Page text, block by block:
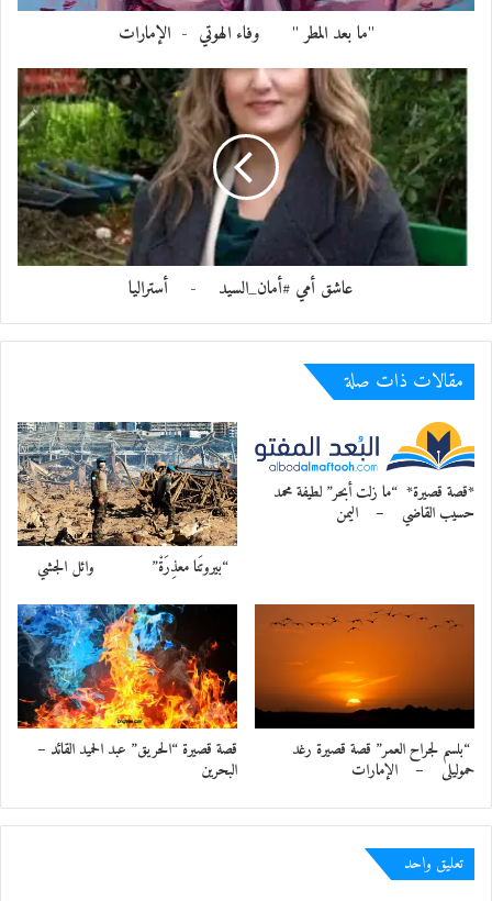
"ما بعد المطر " وفاء الهوتي - الإمارات
عاشق أمي #أمان_السيد - أستراليا
مقالات ذات صلة
*قصة قصيرة* “ما زلت أبحر” لطيفة محمد
حسيب القاضي – اليمن
“بيروتَنا معذِرَةْ” وائل الجشي
“بلسم لجراح العمر” قصة قصيرة رغد
حموليلى – الإمارات
قصة قصيرة “الحريق” عبد الحميد القائد –
البحرين
تعليق واحد